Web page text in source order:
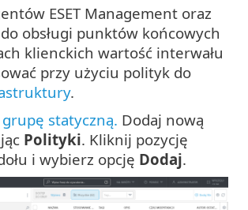
ESET Management oraz
do obsługi punktów końcowych
klienckich wartość interwału
przy użyciu polityk do
.
statyczną. Dodaj nową
Polityki. Kliknij pozycję
i wybierz opcję Dodaj.